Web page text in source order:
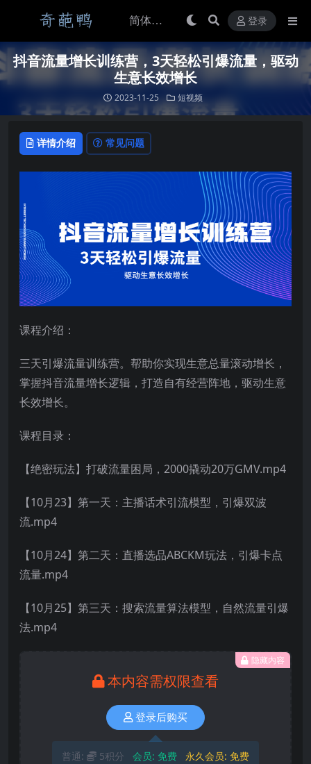
登录
抖音流量增长训练营，3天轻松引爆流量，驱动
生意长效增长
2023-11-25 短视频
详情介绍 常见问题
课程介绍：
三天引爆流量训练营。帮助你实现生意总量滚动增长，
掌握抖音流量增长逻辑，打造自有经营阵地，驱动生意
长效增长。
课程目录：
【绝密玩法】打破流量困局，2000撬动20万GMV.mp4
【10月23】第一天：主播话术引流模型，引爆双波
流.mp4
【10月24】第二天：直播选品ABCKM玩法，引爆卡点
流量.mp4
【10月25】第三天：搜索流量算法模型，自然流量引爆
法.mp4
隐藏内容
本内容需权限查看
登录后购买
普通: 5积分 会员: 免费 永久会员: 免费